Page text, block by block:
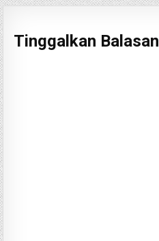
Tinggalkan Balasan